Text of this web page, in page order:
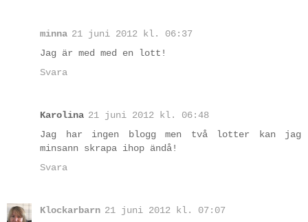
minna 21 juni 2012 kl. 06:37
Jag är med med en lott!
Svara
Karolina 21 juni 2012 kl. 06:48
Jag har ingen blogg men två lotter kan jag
minsann skrapa ihop ändå!
Svara
Klockarbarn 21 juni 2012 kl. 07:07